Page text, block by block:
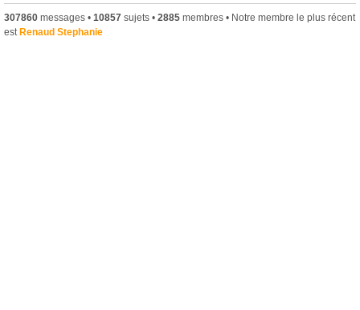
307860 messages • 10857 sujets • 2885 membres • Notre membre le plus récent
estRenaud Stephanie